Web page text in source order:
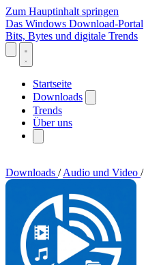
Zum Hauptinhalt springen
Das Windows Download-Portal
Bits, Bytes und digitale Trends
Startseite
Downloads
Trends
Über uns
Downloads / Audio und Video /